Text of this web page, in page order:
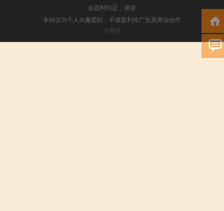
会及时纠正，谢谢
本站仅为个人兴趣爱好，不接盈利性广告及商业合作
小男孩